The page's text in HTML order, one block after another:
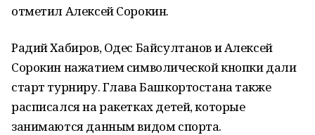
отметил Алексей Сорокин.
Радий Хабиров, Одес Байсултанов и Алексей
Сорокин нажатием символической кнопки дали
старт турниру. Глава Башкортостана также
расписался на ракетках детей, которые
занимаются данным видом спорта.